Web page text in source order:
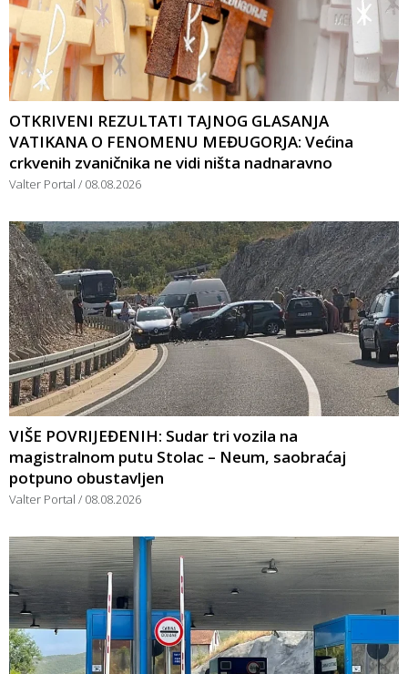
OTKRIVENI REZULTATI TAJNOG GLASANJA
VATIKANA O FENOMENU MEĐUGORJA: Većina
crkvenih zvaničnika ne vidi ništa nadnaravno
Valter Portal 08.08.2026
VIŠE POVRIJEĐENIH: Sudar tri vozila na
magistralnom putu Stolac – Neum, saobraćaj
potpuno obustavljen
Valter Portal 08.08.2026